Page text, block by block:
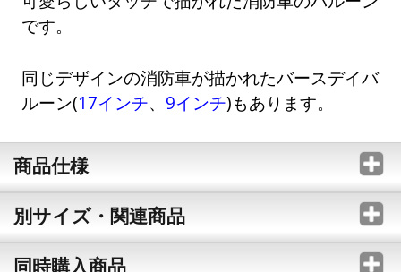
です。
同じデザインの消防車が描かれたバースデイバ
ルーン(17インチ、 9インチ)もあります。
商品仕様
別サイズ・関連商品
同時購入商品